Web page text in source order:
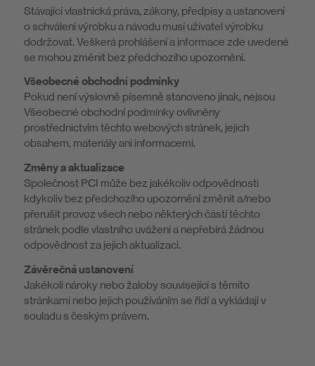
Stávající vlastnická práva, zákony, předpisy a ustanovení
o schválení výrobku a návodu musí uživatel výrobku
dodržovat. Veškerá prohlášení a informace zde uvedené
se mohou změnit bez předchozího upozornění.
Všeobecné obchodní podmínky
Pokud není výslovně písemně stanoveno jinak, nejsou
Všeobecné obchodní podmínky ovlivněny
prostřednictvím těchto webových stránek, jejich
obsahem, materiály ani informacemi.
Změny a aktualizace
Společnost PCI může bez jakékoliv odpovědnosti
kdykoliv bez předchozího upozornění změnit a/nebo
přerušit provoz všech nebo některých částí těchto
stránek podle vlastního uvážení a nepřebírá žádnou
odpovědnost za jejich aktualizaci.
Závěrečná ustanovení
Jakékoli nároky nebo žaloby související s těmito
stránkami nebo jejich používáním se řídí a vykládají v
souladu s českým právem.